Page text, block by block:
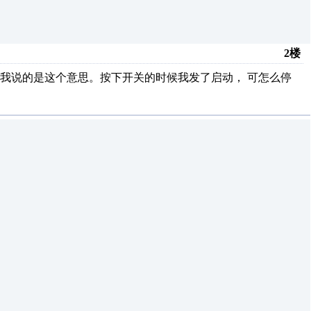
2楼
说的是这个意思。按下开关的时候我发了启动， 可怎么停